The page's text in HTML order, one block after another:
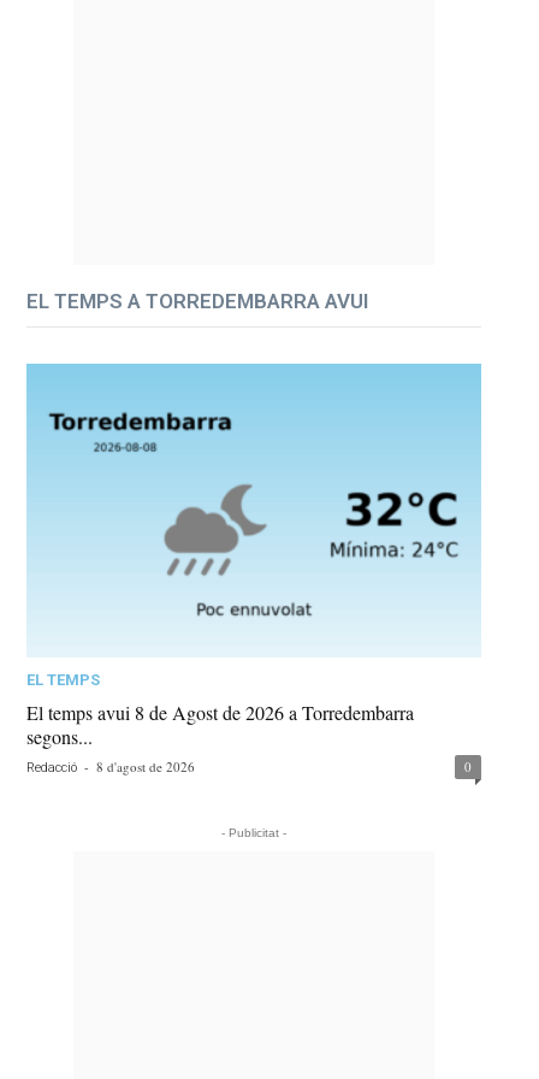
EL TEMPS A TORREDEMBARRA AVUI
EL TEMPS
El temps avui 8 de Agost de 2026 a Torredembarra
segons...
Redacció - 8 d'agost de 2026 0
- Publicitat -